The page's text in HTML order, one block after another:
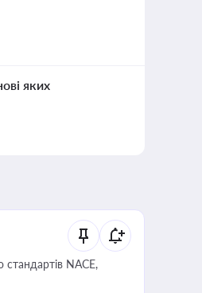
яких
стандартів NACE,